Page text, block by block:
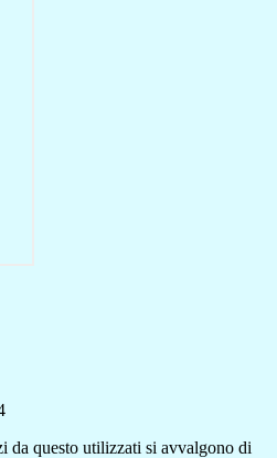
da questo utilizzati si avvalgono di